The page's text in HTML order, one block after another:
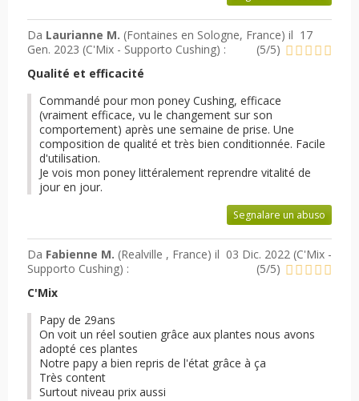
Da Laurianne M. (Fontaines en Sologne, France) il 17
Gen. 2023 (C'Mix - Supporto Cushing) : (5/5)
Qualité et efficacité
Commandé pour mon poney Cushing, efficace
(vraiment efficace, vu le changement sur son
comportement) après une semaine de prise. Une
composition de qualité et très bien conditionnée. Facile
d'utilisation.
Je vois mon poney littéralement reprendre vitalité de
jour en jour.
Segnalare un abuso
Da Fabienne M. (Realville , France) il 03 Dic. 2022 (C'Mix -
Supporto Cushing) : (5/5)
C'Mix
Papy de 29ans
On voit un réel soutien grâce aux plantes nous avons
adopté ces plantes
Notre papy a bien repris de l'état grâce à ça
Très content
Surtout niveau prix aussi